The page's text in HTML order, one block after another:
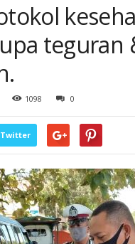
1098 0
Twitter